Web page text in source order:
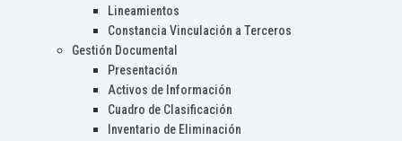
Lineamientos
Constancia Vinculación a Terceros
Gestión Documental
Presentación
Activos de Información
Cuadro de Clasificación
Inventario de Eliminación